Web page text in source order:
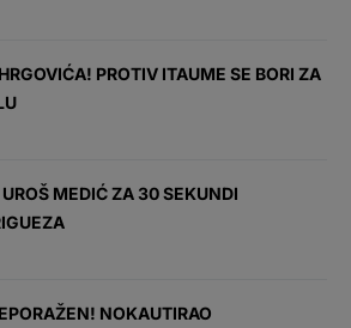
PROTIV ITAUME SE BORI ZA
MEDIĆ ZA 30 SEKUNDI
NOKAUTIRAO